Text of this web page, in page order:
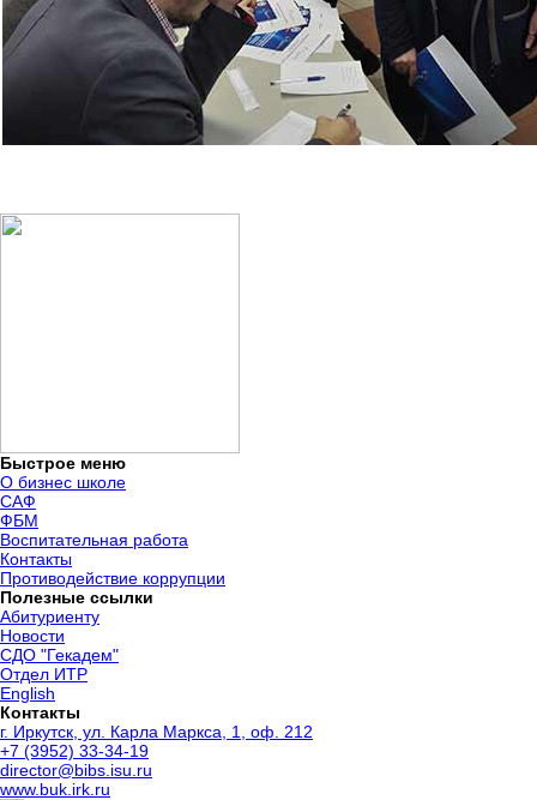
Быстрое меню
О бизнес школе
САФ
ФБМ
Воспитательная работа
Контакты
Противодействие коррупции
Полезные ссылки
Абитуриенту
Новости
СДО "Гекадем"
Отдел ИТР
English
Контакты
г. Иркутск, ул. Карла Маркса, 1, оф. 212
+7 (3952) 33-34-19
director@bibs.isu.ru
www.buk.irk.ru